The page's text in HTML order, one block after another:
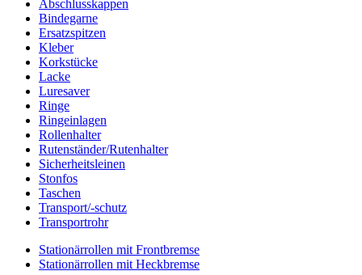
Abschlusskappen
Bindegarne
Ersatzspitzen
Kleber
Korkstücke
Lacke
Luresaver
Ringe
Ringeinlagen
Rollenhalter
Rutenständer/Rutenhalter
Sicherheitsleinen
Stonfos
Taschen
Transport/-schutz
Transportrohr
Stationärrollen mit Frontbremse
Stationärrollen mit Heckbremse